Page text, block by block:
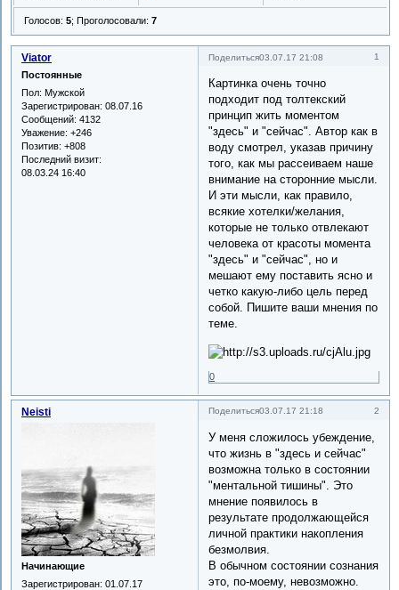
Голосов:5;Проголосовали:7
Поделиться 1
03.07.17 21:08
Viator
Постоянные
Пол: Мужской
Зарегистрирован: 08.07.16
Сообщений: 4132
Уважение: +246
Позитив: +808
Последний визит:
08.03.24 16:40
Картинка очень точно
подходит под толтекский
принцип жить моментом
"здесь" и "сейчас". Автор как в
воду смотрел, указав причину
того, как мы рассеиваем наше
внимание на сторонние мысли.
И эти мысли, как правило,
всякие хотелки/желания,
которые не только отвлекают
человека от красоты момента
"здесь" и "сейчас", но и
мешают ему поставить ясно и
четко какую-либо цель перед
собой. Пишите ваши мнения по
теме.
0
Поделиться 2
03.07.17 21:18
Neisti
Начинающие
Зарегистрирован: 01.07.17
У меня сложилось убеждение,
что жизнь в "здесь и сейчас"
возможна только в состоянии
"ментальной тишины". Это
мнение появилось в
результате продолжающейся
личной практики накопления
безмолвия.
В обычном состоянии сознания
это, по-моему, невозможно.